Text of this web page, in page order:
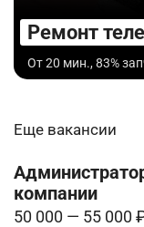
Ремонт
От 20 мин., 83%
Еще вакансии
компании
50 000 — 55 000